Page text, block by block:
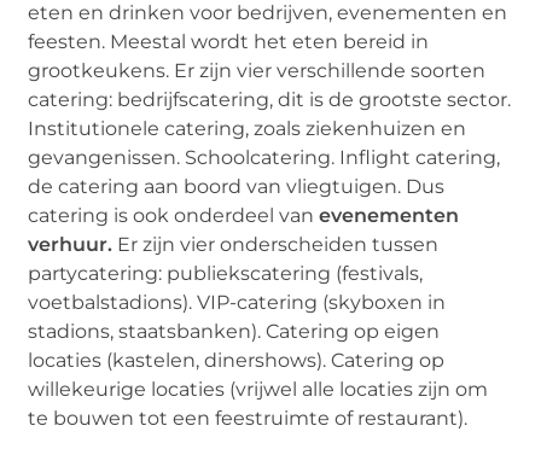
eten en drinken voor bedrijven, evenementen en
feesten. Meestal wordt het eten bereid in
grootkeukens. Er zijn vier verschillende soorten
catering: bedrijfscatering, dit is de grootste sector.
Institutionele catering, zoals ziekenhuizen en
gevangenissen. Schoolcatering. Inflight catering,
de catering aan boord van vliegtuigen. Dus
catering is ook onderdeel vanevenementen
verhuur. Er zijn vier onderscheiden tussen
partycatering: publiekscatering (festivals,
voetbalstadions). VIP-catering (skyboxen in
stadions, staatsbanken). Catering op eigen
locaties (kastelen, dinershows). Catering op
willekeurige locaties (vrijwel alle locaties zijn om
te bouwen tot een feestruimte of restaurant).